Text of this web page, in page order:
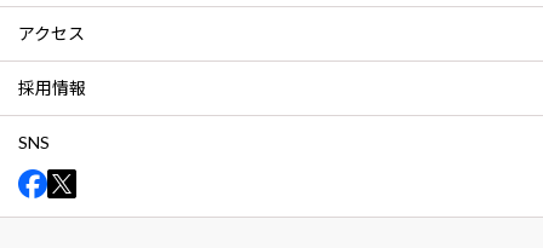
アクセス
採用情報
SNS